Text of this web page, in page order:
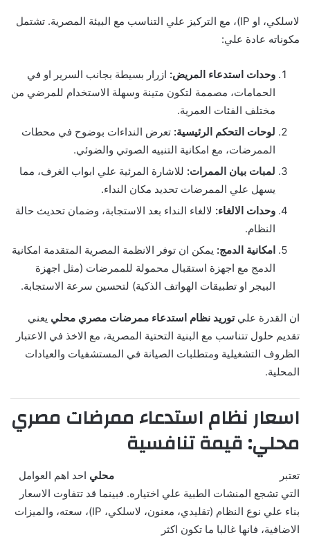
لاسلكي، او IP)، مع التركيز علي التناسب مع البيئة المصرية. تشتمل
مكوناته عادة علي:
وحدات استدعاء المريض: ازرار بسيطة بجانب السرير او في
الحمامات، مصممة لتكون متينة وسهلة الاستخدام للمرضي من
مختلف الفئات العمرية.
لوحات التحكم الرئيسية: تعرض النداءات بوضوح في محطات
الممرضات، مع امكانية التنبيه الصوتي والضوئي.
لمبات بيان الممرات: للاشارة المرئية علي ابواب الغرف، مما
يسهل علي الممرضات تحديد مكان النداء.
وحدات الالغاء: لالغاء النداء بعد الاستجابة، وضمان تحديث حالة
النظام.
امكانية الدمج: يمكن ان توفر الانظمة المصرية المتقدمة امكانية
الدمج مع اجهزة استقبال محمولة للممرضات (مثل اجهزة
البيجر او تطبيقات الهواتف الذكية) لتحسين سرعة الاستجابة.
ان القدرة عليتوريد نظام استدعاء ممرضات مصري محلي يعني
تقديم حلول تتناسب مع البنية التحتية المصرية، مع الاخذ في الاعتبار
الظروف التشغيلية ومتطلبات الصيانة في المستشفيات والعيادات
المحلية.
اسعار نظام استدعاء ممرضات مصري
محلي: قيمة تنافسية
تعتبر محلي احد اهم العوامل
التي تشجع المنشات الطبية علي اختياره. فبينما قد تتفاوت الاسعار
بناء علي نوع النظام (تقليدي، معنون، لاسلكي، IP)، سعته، والميزات
الاضافية، فانها غالبا ما تكون اكثر